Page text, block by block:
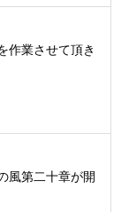
作業させて頂き
風第二十章が開